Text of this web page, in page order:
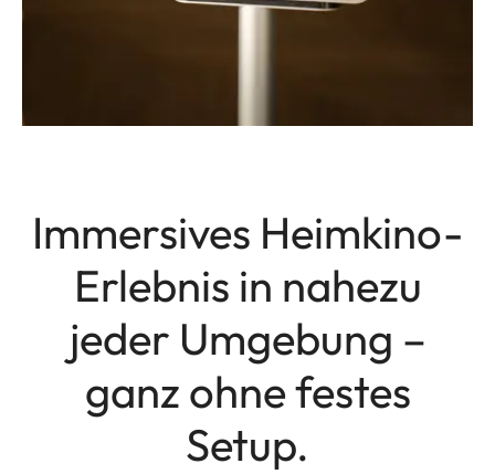
Immersives Heimkino-
Erlebnis in nahezu
jeder Umgebung –
ganz ohne festes
Setup.